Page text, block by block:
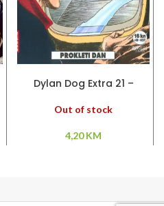
Dylan Dog Extra 21 –
Out of stock
4,20KM